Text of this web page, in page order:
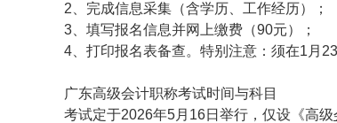
2、完成信息采集（含学历、工作经历）；
3、填写报名信息并网上缴费（90元）；
4、打印报名表备查。特别注意：须在1月
广东高级会计职称考试时间与科目
考试定于2026年5月16日举行，仅设《高级